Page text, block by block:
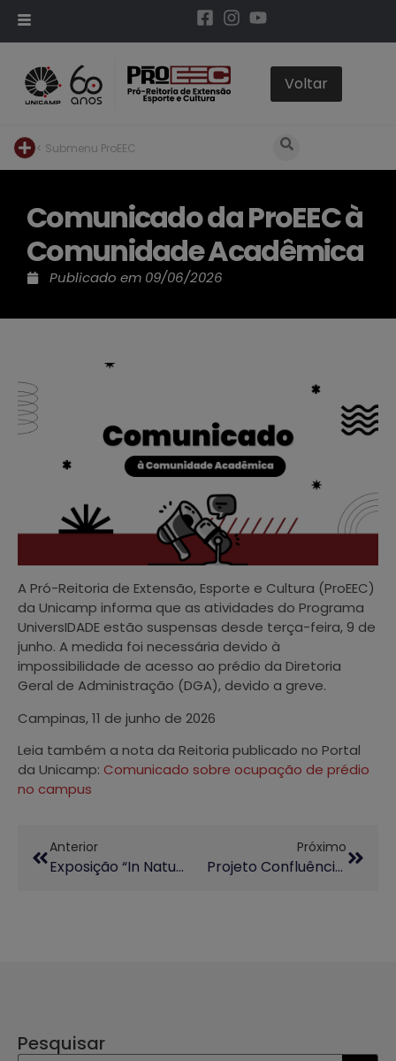
< Submenu ProEEC
Comunicado da ProEEC à
Comunidade Acadêmica
Publicado em 09/06/2026
A Pró-Reitoria de Extensão, Esporte e Cultura (ProEEC)
da Unicamp informa que as atividades do Programa
UniversIDADE estão suspensas desde terça-feira, 9 de
junho. A medida foi necessária devido à
impossibilidade de acesso ao prédio da Diretoria
Geral de Administração (DGA), devido a greve.
Campinas, 11 de junho de 2026
Leia também a nota da Reitoria publicado no Portal
da Unicamp: Comunicado sobre ocupação de prédio
no campus
Anterior
Exposição “In Natura” Reúne Artistas E Pesquisadores Da Unicamp No MUnA, Em Uberlândia
Próximo
Projeto Confluências Promove Oficinas De Argila E Criação Coletiva No CIS-Guanabara
Pesquisar